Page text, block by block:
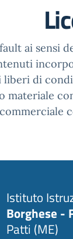
ai sensi
liberi di
materiale
Istituto
Borghese -
Patti (ME)